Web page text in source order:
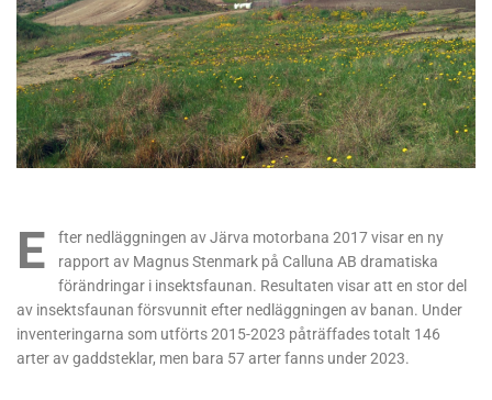
E
fter nedläggningen av Järva motorbana 2017 visar en ny
rapport av Magnus Stenmark på Calluna AB dramatiska
förändringar i insektsfaunan. Resultaten visar att en stor del
av insektsfaunan försvunnit efter nedläggningen av banan. Under
inventeringarna som utförts 2015-2023 påträffades totalt 146
arter av gaddsteklar, men bara 57 arter fanns under 2023.